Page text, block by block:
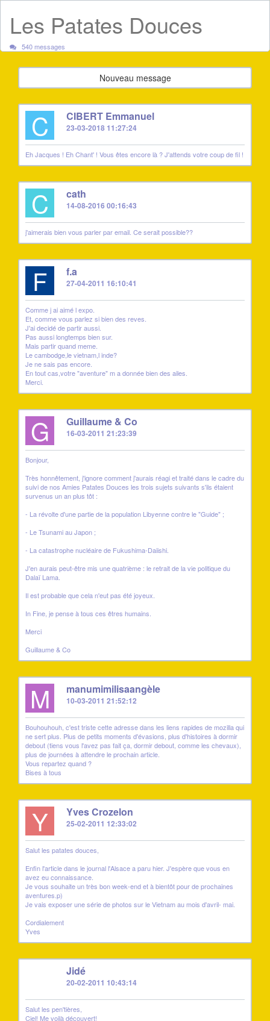
Les Patates Douces
540 messages
Nouveau message
C CIBERT Emmanuel
23-03-2018 11:27:24
Eh Jacques ! Eh Chant' ! Vous êtes encore là ? J'attends votre coup de fil !
C cath
14-08-2016 00:16:43
j'aimerais bien vous parler par email. Ce serait possible??
F f.a
27-04-2011 16:10:41
Comme j ai aimé l expo.
Et, comme vous parlez si bien des reves.
J'ai decidé de partir aussi.
Pas aussi longtemps bien sur.
Mais partir quand meme.
Le cambodge,le vietnam,l inde?
Je ne sais pas encore.
En tout cas,votre "aventure" m a donnée bien des ailes.
Merci.
G Guillaume & Co
16-03-2011 21:23:39
Bonjour,
Très honnêtement, j'ignore comment j'aurais réagi et traité dans le cadre du
suivi de nos Amies Patates Douces les trois sujets suivants s'ils étaient
survenus un an plus tôt :
- La révolte d'une partie de la population Libyenne contre le "Guide" ;
- Le Tsunami au Japon ;
- La catastrophe nucléaire de Fukushima-Daiishi.
J'en aurais peut-être mis une quatrième : le retrait de la vie politique du
Dalaï Lama.
Il est probable que cela n'eut pas été joyeux.
In Fine, je pense à tous ces êtres humains.
Merci
Guillaume & Co
M manumimilisaangèle
10-03-2011 21:52:12
Bouhouhouh, c'est triste cette adresse dans les liens rapides de mozilla qui
ne sert plus. Plus de petits moments d'évasions, plus d'histoires à dormir
debout (tiens vous l'avez pas fait ça, dormir debout, comme les chevaux),
plus de journées à attendre le prochain article.
Vous repartez quand ?
Bises à tous
Y Yves Crozelon
25-02-2011 12:33:02
Salut les patates douces,
Enfin l'article dans le journal l'Alsace a paru hier. J'espère que vous en
avez eu connaissance.
Je vous souhaite un très bon week-end et à bientôt pour de prochaines
aventures.p)
Je vais exposer une série de photos sur le Vietnam au mois d'avril- mai.
Cordialement
Yves
Jidé
20-02-2011 10:43:14
Salut les pen'tières,
Ciel! Me voilà découvert!